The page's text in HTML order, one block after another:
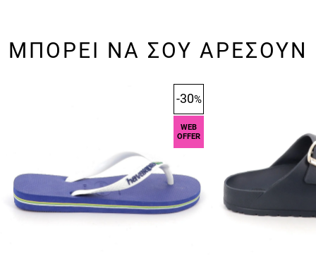
ΜΠΟΡΕΙ ΝΑ ΣΟΥ ΑΡΕΣΟΥΝ
-30%
WEB
OFFER